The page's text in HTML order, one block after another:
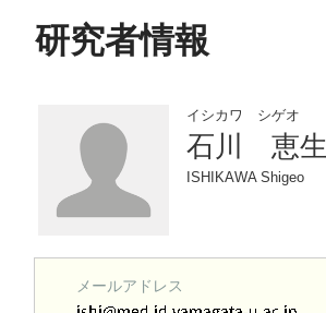
研究者情報
イシカワ シゲオ
石川 恵生
ISHIKAWA Shigeo
メールアドレス